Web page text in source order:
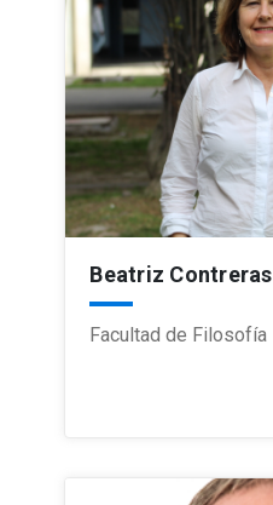
Beatriz Contreras
Facultad de Filosofía